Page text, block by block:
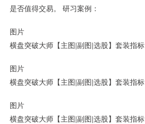
是否值得交易。 研习案例：
图片
横盘突破大师【主图|副图|选股】套装指标
图片
横盘突破大师【主图|副图|选股】套装指标
图片
横盘突破大师【主图|副图|选股】套装指标